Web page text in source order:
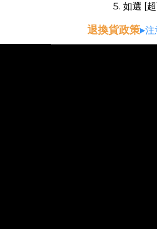
如選 [
退換貨政策▸注